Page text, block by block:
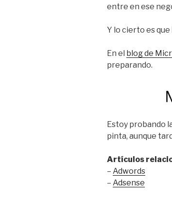
entre en ese
Y lo cierto es que
En el blog de
preparando.
Estoy probando
pinta, aunque
Artículos
– Adwords
– Adsense